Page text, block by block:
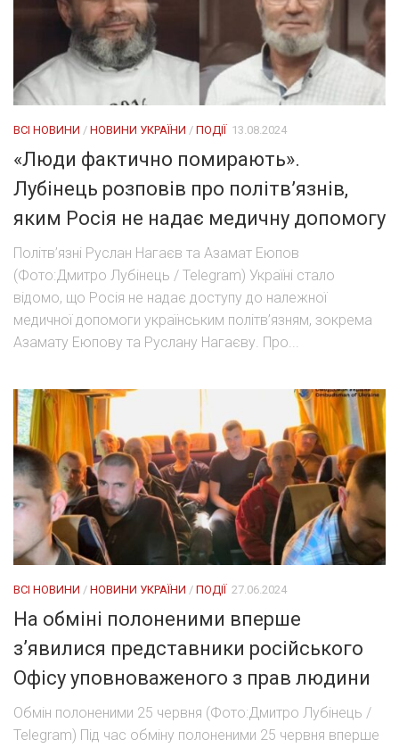
ВСІ НОВИНИ / НОВИНИ УКРАЇНИ / ПОДІЇ 13.08.2024
«Люди фактично помирають».
Лубінець розповів про політв’язнів,
яким Росія не надає медичну допомогу
Політв’язні Руслан Нагаєв та Азамат Еюпов
(Фото:Дмитро Лубінець / Telegram) Україні стало
відомо, що Росія не надає доступу до належної
медичної допомоги українським політв’язням, зокрема
Азамату Еюпову та Руслану Нагаєву. Про...
ВСІ НОВИНИ / НОВИНИ УКРАЇНИ / ПОДІЇ 27.06.2024
На обміні полоненими вперше
зʼявилися представники російського
Офісу уповноваженого з прав людини
Обмін полоненими 25 червня (Фото:Дмитро Лубінець /
Telegram) Під час обміну полоненими 25 червня вперше